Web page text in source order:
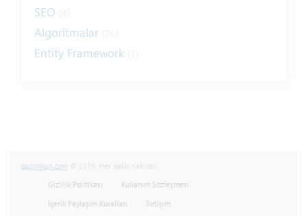
SEO
Algoritmalar
Entity Framework
Eğitim
daltinkurt.com © 2016, Her hakkı saklıdır.
Gizlilik Politikası
Kullanım Sözleşmesi
İçerik Paylaşım Kuralları
İletişim